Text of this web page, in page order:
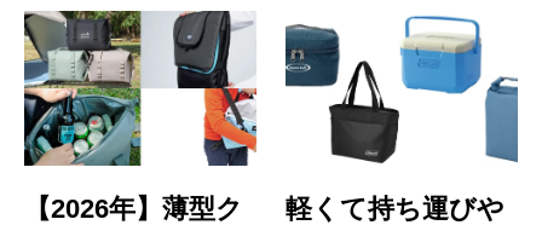
【2026年】薄型ク
軽くて持ち運びや